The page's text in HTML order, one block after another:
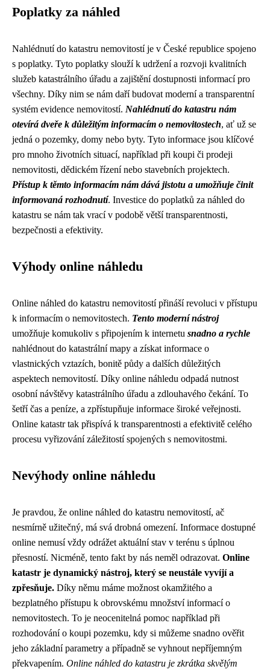
Poplatky za náhled
Nahlédnutí do katastru nemovitostí je v České republice spojeno
s poplatky. Tyto poplatky slouží k udržení a rozvoji kvalitních
služeb katastrálního úřadu a zajištění dostupnosti informací pro
všechny. Díky nim se nám daří budovat moderní a transparentní
systém evidence nemovitostí. Nahlédnutí do katastru nám
otevírá dveře k důležitým informacím o nemovitostech, ať už se
jedná o pozemky, domy nebo byty. Tyto informace jsou klíčové
pro mnoho životních situací, například při koupi či prodeji
nemovitosti, dědickém řízení nebo stavebních projektech.
Přístup k těmto informacím nám dává jistotu a umožňuje činit
informovaná rozhodnutí. Investice do poplatků za náhled do
katastru se nám tak vrací v podobě větší transparentnosti,
bezpečnosti a efektivity.
Výhody online náhledu
Online náhled do katastru nemovitostí přináší revoluci v přístupu
k informacím o nemovitostech. Tento moderní nástroj
umožňuje komukoliv s připojením k internetu snadno a rychle
nahlédnout do katastrální mapy a získat informace o
vlastnických vztazích, bonitě půdy a dalších důležitých
aspektech nemovitostí. Díky online náhledu odpadá nutnost
osobní návštěvy katastrálního úřadu a zdlouhavého čekání. To
šetří čas a peníze, a zpřístupňuje informace široké veřejnosti.
Online katastr tak přispívá k transparentnosti a efektivitě celého
procesu vyřizování záležitostí spojených s nemovitostmi.
Nevýhody online náhledu
Je pravdou, že online náhled do katastru nemovitostí, ač
nesmírně užitečný, má svá drobná omezení. Informace dostupné
online nemusí vždy odrážet aktuální stav v terénu s úplnou
přesností. Nicméně, tento fakt by nás neměl odrazovat. Online
katastr je dynamický nástroj, který se neustále vyvíjí a
zpřesňuje. Díky němu máme možnost okamžitého a
bezplatného přístupu k obrovskému množství informací o
nemovitostech. To je neocenitelná pomoc například při
rozhodování o koupi pozemku, kdy si můžeme snadno ověřit
jeho základní parametry a případně se vyhnout nepříjemným
překvapením. Online náhled do katastru je zkrátka skvělým